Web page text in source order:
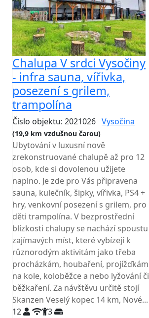
Chalupa V srdci Vysočiny
- infra sauna, vířivka,
posezení s grilem,
trampolína
Číslo objektu: 2021026 Vysočina
(19,9 km vzdušnou čarou)
Ubytování v luxusní nově
zrekonstruované chalupě až pro 12
osob, kde si dovolenou užijete
naplno. Je zde pro Vás připravena
sauna, kulečník, šipky, vířivka, PS4 +
hry, venkovní posezení s grilem, pro
děti trampolína. V bezprostřední
blízkosti chalupy se nachází spoustu
zajímavých míst, které vybízejí k
různorodým aktivitám jako třeba
procházkám, houbaření, projížďkám
na kole, koloběžce a nebo lyžování či
běžkaření. Za návštěvu určitě stojí
Skanzen Veselý kopec 14 km, Nové...
12
3